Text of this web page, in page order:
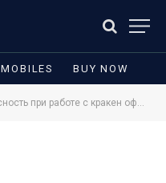
MOBILES BUY NOW
работе с кракен официальная ссылка: полное руководство